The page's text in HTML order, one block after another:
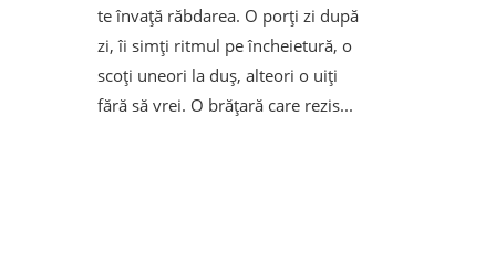
te învață răbdarea. O porți zi după
zi, îi simți ritmul pe încheietură, o
scoți uneori la duș, alteori o uiți
fără să vrei. O brățară care rezis...